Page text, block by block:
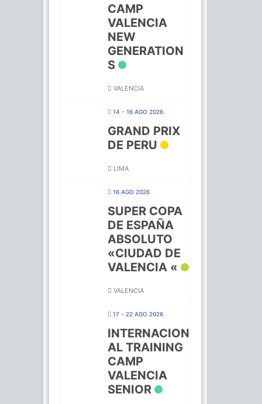
CAMP
VALENCIA
NEW
GENERATION
S
VALENCIA
14 - 16 AGO 2026
GRAND PRIX
DE PERU
LIMA
16 AGO 2026
SUPER COPA
DE ESPAÑA
ABSOLUTO
«CIUDAD DE
VALENCIA «
VALENCIA
17 - 22 AGO 2026
INTERNACION
AL TRAINING
CAMP
VALENCIA
SENIOR